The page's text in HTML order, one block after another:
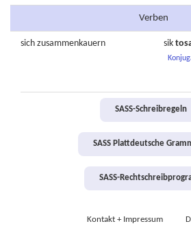
Verben
sich zusammenkauern sik
SASS-Schreibregeln
SASS Plattdeutsche
SASS-
Kontakt + Impressum